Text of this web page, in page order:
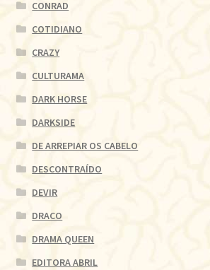
CONRAD
COTIDIANO
CRAZY
CULTURAMA
DARK HORSE
DARKSIDE
DE ARREPIAR OS CABELO
DESCONTRAÍDO
DEVIR
DRACO
DRAMA QUEEN
EDITORA ABRIL